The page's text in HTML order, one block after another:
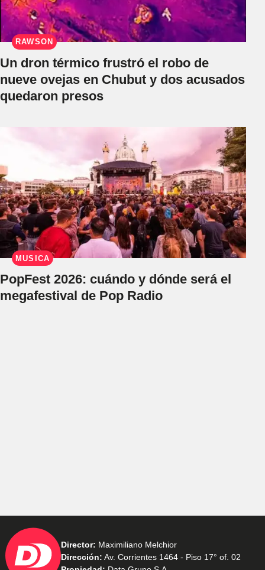
RAWSON
Un dron térmico frustró el robo de
nueve ovejas en Chubut y dos acusados
quedaron presos
MÚSICA
PopFest 2026: cuándo y dónde será el
megafestival de Pop Radio
Director: Maximiliano Melchior
Dirección: Av. Corrientes 1464 - Piso 17° of. 02